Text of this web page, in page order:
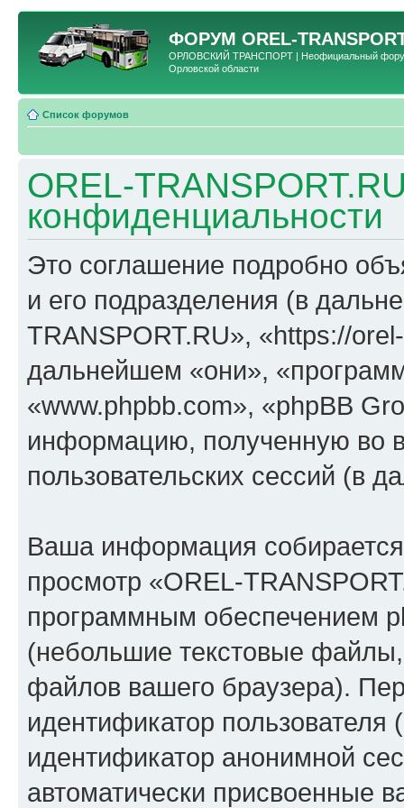
ФОРУМ OREL-
ОРЛОВСКИЙ ТРАНСПОРТ | Неофициальный форум
Орловской области
Список форумов
OREL-
конфиденциальности
Это соглашение подробно
и его подразделения (в
TRANSPORT.RU», «https://
дальнейшем «они»,
«www.phpbb.com», «phpBB
информацию, полученную во
пользовательских сессий (в
Ваша информация
просмотр «OREL-
программным обеспечением
(небольшие текстовые
файлов вашего браузера).
идентификатор
идентификатор анонимной
автоматически присвоенные